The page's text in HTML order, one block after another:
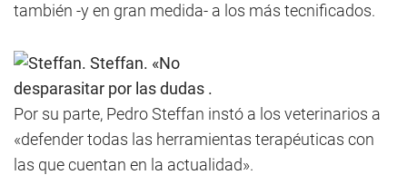
también -y en gran medida- a los más tecnificados.
Steffan. «No
desparasitar por las dudas .
Por su parte, Pedro Steffan instó a los veterinarios a
«defender todas las herramientas terapéuticas con
las que cuentan en la actualidad».